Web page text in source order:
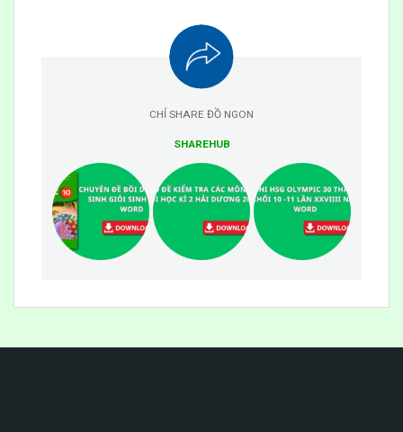
CHỈ SHARE ĐỒ NGON
SHAREHUB